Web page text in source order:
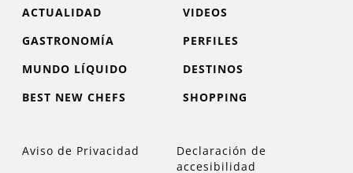
ACTUALIDAD
VIDEOS
GASTRONOMÍA
PERFILES
MUNDO LÍQUIDO
DESTINOS
BEST NEW CHEFS
SHOPPING
Aviso de Privacidad
Declaración de
accesibilidad